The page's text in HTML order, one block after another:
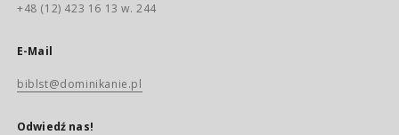
+48 (12) 423 16 13 w. 244
E-Mail
biblst@dominikanie.pl
Odwiedź nas!